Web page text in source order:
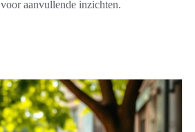
voor aanvullende inzichten.